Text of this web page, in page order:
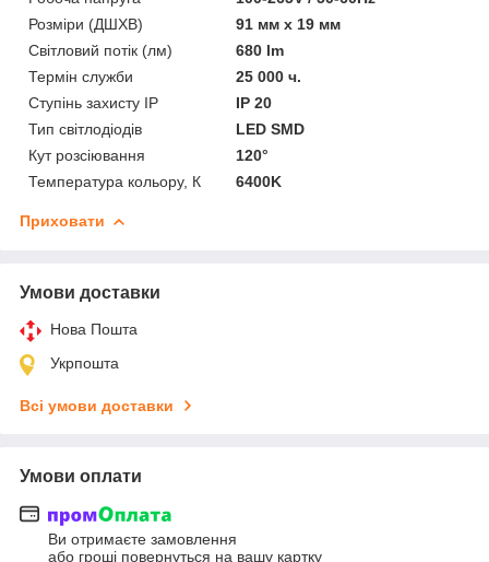
Розміри (ДШХВ)
91 мм х 19 мм
Світловий потік (лм)
680 lm
Термін служби
25 000 ч.
Ступінь захисту IP
IP 20
Тип світлодіодів
LED SMD
Кут розсіювання
120°
Температура кольору, К
6400K
Приховати
Умови доставки
Нова Пошта
Укрпошта
Всі умови доставки
Умови оплати
Ви отримаєте замовлення
або гроші повернуться на вашу картку